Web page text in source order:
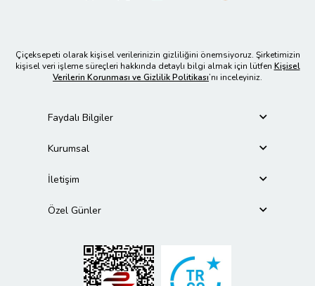
Çiçeksepeti olarak kişisel verilerinizin gizliliğini önemsiyoruz. Şirketimizin
kişisel veri işleme süreçleri hakkında detaylı bilgi almak için lütfen Kişisel
Verilerin Korunması ve Gizlilik Politikası’nı inceleyiniz.
Faydalı Bilgiler
Kurumsal
İletişim
Özel Günler